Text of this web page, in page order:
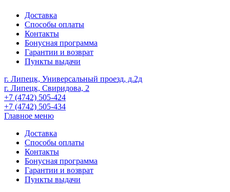
Доставка
Способы оплаты
Контакты
Бонусная программа
Гарантии и возврат
Пункты выдачи
г. Липецк, Универсальный проезд, д.2д
г. Липецк, Свиридова, 2
+7 (4742) 505-424
+7 (4742) 505-434
Главное меню
Доставка
Способы оплаты
Контакты
Бонусная программа
Гарантии и возврат
Пункты выдачи